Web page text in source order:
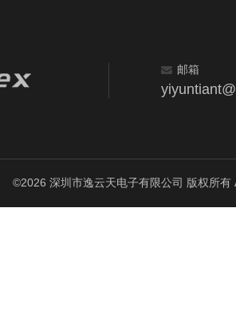
邮箱
©2026 深圳市逸云天电子有限公司 版权所有